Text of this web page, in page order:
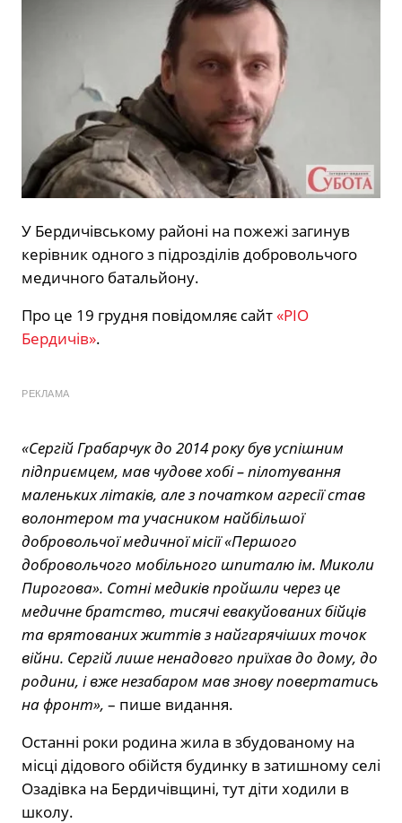
У Бердичівському районі на пожежі загинув
керівник одного з підрозділів добровольчого
медичного батальйону.
Про це 19 грудня повідомляє сайт«РІО
Бердичів».
РЕКЛАМА
«Сергій Грабарчук до 2014 року був успішним
підприємцем, мав чудове хобі – пілотування
маленьких літаків, але з початком агресії став
волонтером та учасником найбільшої
добровольчої медичної місії «Першого
добровольчого мобільного шпиталю ім. Миколи
Пирогова». Сотні медиків пройшли через це
медичне братство, тисячі евакуйованих бійців
та врятованих життів з найгарячіших точок
війни. Сергій лише ненадовго приїхав до дому, до
родини, і вже незабаром мав знову повертатись
на фронт», – пише видання.
Останні роки родина жила в збудованому на
місці дідового обійстя будинку в затишному селі
Озадівка на Бердичівщині, тут діти ходили в
школу.